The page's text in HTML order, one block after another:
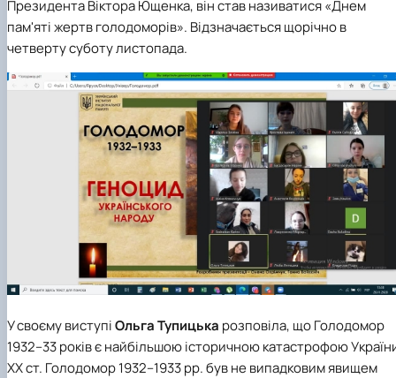
Президента Віктора Ющенка, він став називатися «Днем
пам'яті жертв голодоморів». Відзначається щорічно в
четверту суботу листопада.
У своєму виступіОльга Тупицька розповіла, що Голодомор
1932–33 років є найбільшою історичною катастрофою
ХХ ст. Голодомор 1932–1933 рр. був не випадковим явищем